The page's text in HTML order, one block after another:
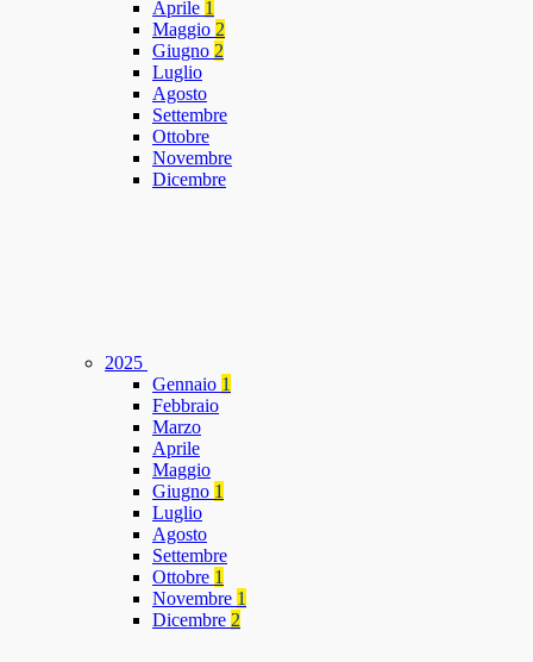
Aprile 1
Maggio 2
Giugno 2
Luglio
Agosto
Settembre
Ottobre
Novembre
Dicembre
2025
Gennaio 1
Febbraio
Marzo
Aprile
Maggio
Giugno 1
Luglio
Agosto
Settembre
Ottobre 1
Novembre 1
Dicembre 2